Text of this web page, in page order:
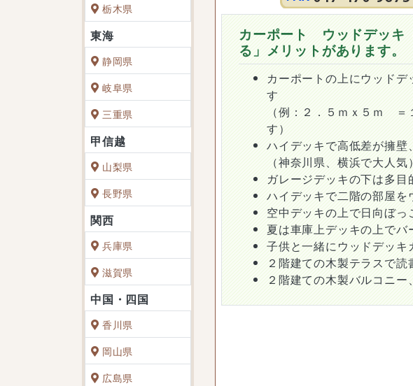
栃木県
静岡県
岐阜県
三重県
山梨県
長野県
兵庫県
滋賀県
香川県
岡山県
広島県
カーポート ウッドデッキ
る」メリットがあります。
カーポートの上にウッド
す
（例：２．５ｍｘ５ｍ
す）
ハイデッキで高低差が擁
（神奈川県、横浜で大人気
ガレージデッキの下は多
ハイデッキで二階の部屋
空中デッキの上で日向ぼ
夏は車庫上デッキの上で
子供と一緒にウッドデッ
２階建ての木製テラスで読
２階建ての木製バルコニ